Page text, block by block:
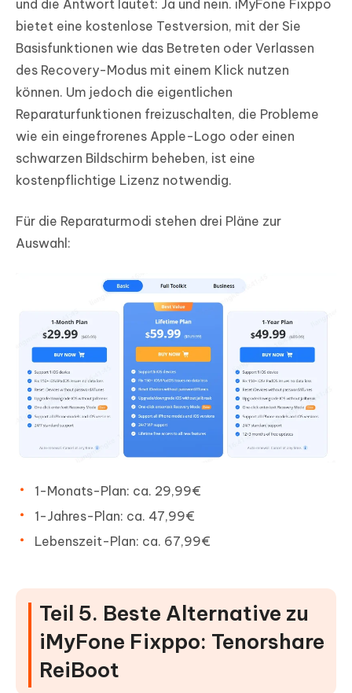
und die Antwort lautet: Ja und nein. iMyFone Fixppo
bietet eine kostenlose Testversion, mit der Sie
Basisfunktionen wie das Betreten oder Verlassen
des Recovery-Modus mit einem Klick nutzen
können. Um jedoch die eigentlichen
Reparaturfunktionen freizuschalten, die Probleme
wie ein eingefrorenes Apple-Logo oder einen
schwarzen Bildschirm beheben, ist eine
kostenpflichtige Lizenz notwendig.
Für die Reparaturmodi stehen drei Pläne zur
Auswahl:
1-Monats-Plan: ca. 29,99€
1-Jahres-Plan: ca. 47,99€
Lebenszeit-Plan: ca. 67,99€
Teil 5. Beste Alternative zu
iMyFone Fixppo: Tenorshare
ReiBoot